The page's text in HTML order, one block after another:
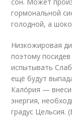
гормональной
голодной, а
Низкожировая
поэтому
испытывать
ещё будут
Кало́рия —
энергия,
градус Цельсия.